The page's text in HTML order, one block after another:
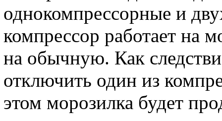
однокомпрессорные и
компрессор работает на
на обычную. Как
отключить один из
этом морозилка будет